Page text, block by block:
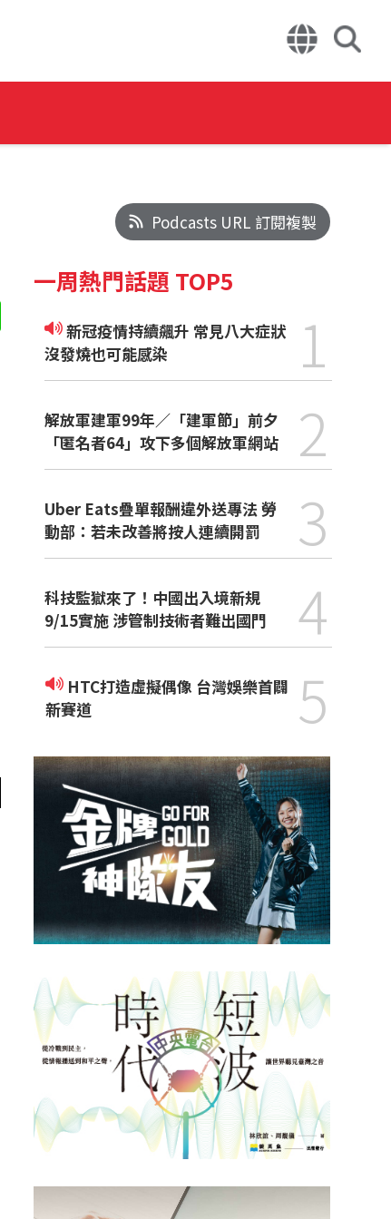
Podcasts URL 訂閱複製
一周熱門話題 TOP5
新冠疫情持續飆升 常見八大症狀
沒發燒也可能感染
1
解放軍建軍99年／「建軍節」前夕
「匿名者64」攻下多個解放軍網站
2
Uber Eats疊單報酬違外送專法 勞
動部：若未改善將按人連續開罰
3
科技監獄來了！中國出入境新規
9/15實施 涉管制技術者難出國門
4
新賽道
5